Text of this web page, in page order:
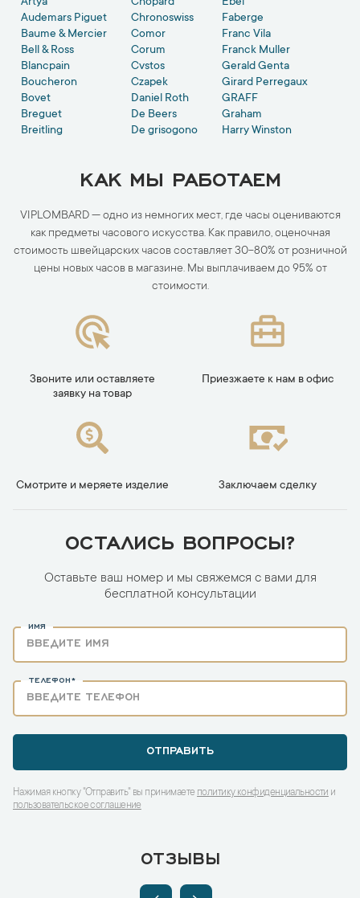
Audemars Piguet
Baume & Mercier
Bell & Ross
Blancpain
Boucheron
Bovet
Breguet
Breitling
Chronoswiss
Comor
Corum
Cvstos
Czapek
Daniel Roth
De Beers
De grisogono
Faberge
Franc Vila
Franck Muller
Gerald Genta
Girard Perregaux
GRAFF
Graham
Harry Winston
КАК МЫ РАБОТАЕМ
VIPLOMBARD — одно из немногих мест, где часы оцениваются
как предметы часового искусства. Как правило, оценочная
стоимость швейцарских часов составляет 30-80% от розничной
цены новых часов в магазине. Мы выплачиваем до 95% от
стоимости.
Звоните или оставляете
заявку на товар
Приезжаете к нам в офис
Смотрите и меряете изделие Заключаем сделку
ОСТАЛИСЬ ВОПРОСЫ?
Оставьте ваш номер и мы свяжемся с вами для
бесплатной консультации
ИМЯ
ТЕЛЕФОН*
ОТПРАВИТЬ
Нажимая кнопку "Отправить" вы принимаете политику конфиденциальности и
пользовательское соглашение
ОТЗЫВЫ